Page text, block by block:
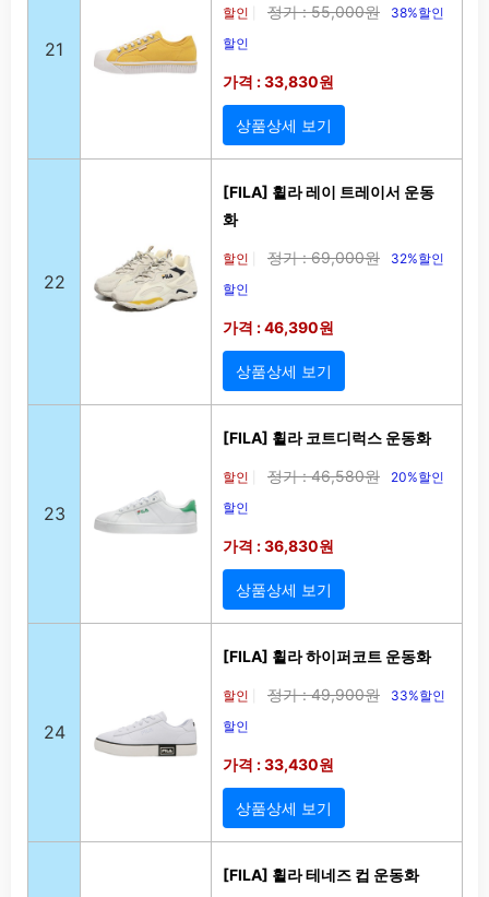
21
할인 정가 : 55,000원
38%할인
할인
가격 : 33,830원
상품상세 보기
22
[FILA] 휠라 레이 트레이서 운동
화
할인 정가 : 69,000원
32%할인
할인
가격 : 46,390원
상품상세 보기
23
[FILA] 휠라 코트디럭스 운동화
할인 정가 : 46,580원
20%할인
할인
가격 : 36,830원
상품상세 보기
24
[FILA] 휠라 하이퍼코트 운동화
할인 정가 : 49,900원
33%할인
할인
가격 : 33,430원
상품상세 보기
[FILA] 휠라 테네즈 컵 운동화